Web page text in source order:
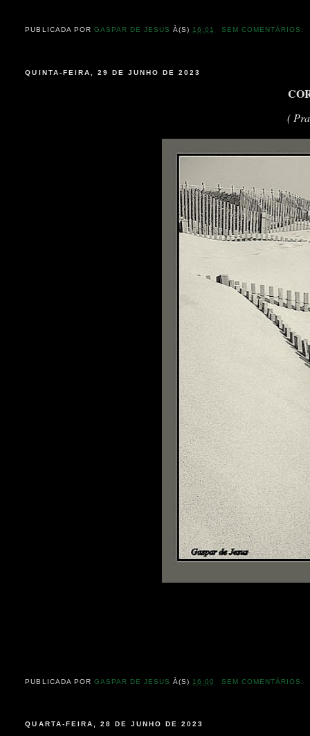
PUBLICADA POR GASPAR DE JESUS À(S) 16:01 SEM COMENTÁRIOS:
QUINTA-FEIRA, 29 DE JUNHO DE 2023
(
PUBLICADA POR GASPAR DE JESUS À(S) 16:00 SEM COMENTÁRIOS:
QUARTA-FEIRA, 28 DE JUNHO DE 2023